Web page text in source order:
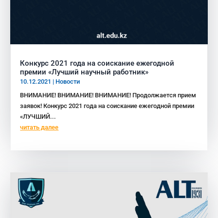
Конкурс 2021 года на соискание ежегодной
премии «Лучший научный работник»
10.12.2021 | Новости
ВНИМАНИЕ! ВНИМАНИЕ! ВНИМАНИЕ! Продолжается прием
заявок! Конкурс 2021 года на соискание ежегодной премии
«ЛУЧШИЙ...
читать далее